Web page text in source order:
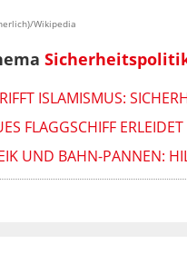
Wikipedia
ISLAMISMUS:
FLAGGSCHIFF
UND BAHN-PANNEN: